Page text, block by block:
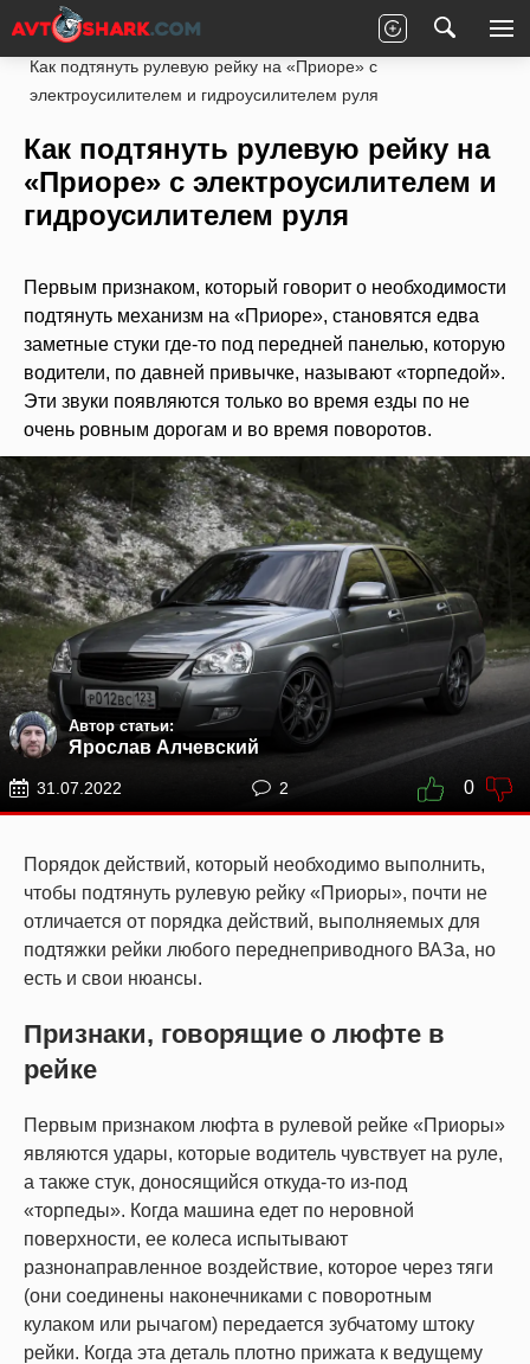
Главная LADA
Ходовая часть
Как подтянуть рулевую рейку на «Приоре» с
электроусилителем и гидроусилителем руля
Как подтянуть рулевую рейку на
«Приоре» с электроусилителем и
гидроусилителем руля
Первым признаком, который говорит о необходимости
подтянуть механизм на «Приоре», становятся едва
заметные стуки где-то под передней панелью, которую
водители, по давней привычке, называют «торпедой».
Эти звуки появляются только во время езды по не
очень ровным дорогам и во время поворотов.
Автор статьи:
Ярослав Алчевский
31.07.2022 2 0
Порядок действий, который необходимо выполнить,
чтобы подтянуть рулевую рейку «Приоры», почти не
отличается от порядка действий, выполняемых для
подтяжки рейки любого переднеприводного ВАЗа, но
есть и свои нюансы.
Признаки, говорящие о люфте в
рейке
Первым признаком люфта в рулевой рейке «Приоры»
являются удары, которые водитель чувствует на руле,
а также стук, доносящийся откуда-то из-под
«торпеды». Когда машина едет по неровной
поверхности, ее колеса испытывают
разнонаправленное воздействие, которое через тяги
(они соединены наконечниками с поворотным
кулаком или рычагом) передается зубчатому штоку
рейки. Когда эта деталь плотно прижата к ведущему